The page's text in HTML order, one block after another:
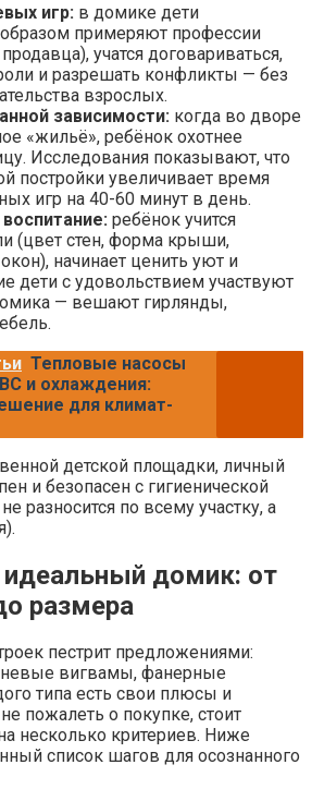
игр: в домике дети
примеряют профессии
учатся договариваться,
и разрешать конфликты — без
взрослых.
зависимости: когда во дворе
«жильё», ребёнок охотнее
Исследования показывают, что
постройки увеличивает время
игр на 40-60 минут в день.
ребёнок учится
(цвет стен, форма крыши,
начинает ценить уют и
дети с удовольствием участвуют
— вешают гирлянды,
Тепловые насосы
и охлаждения:
для климат-
детской площадки, личный
и безопасен с гигиенической
разносится по всему участку, а
домик: от
размера
пестрит предложениями:
вигвамы, фанерные
типа есть свои плюсы и
пожалеть о покупке, стоит
несколько критериев. Ниже
список шагов для осознанного